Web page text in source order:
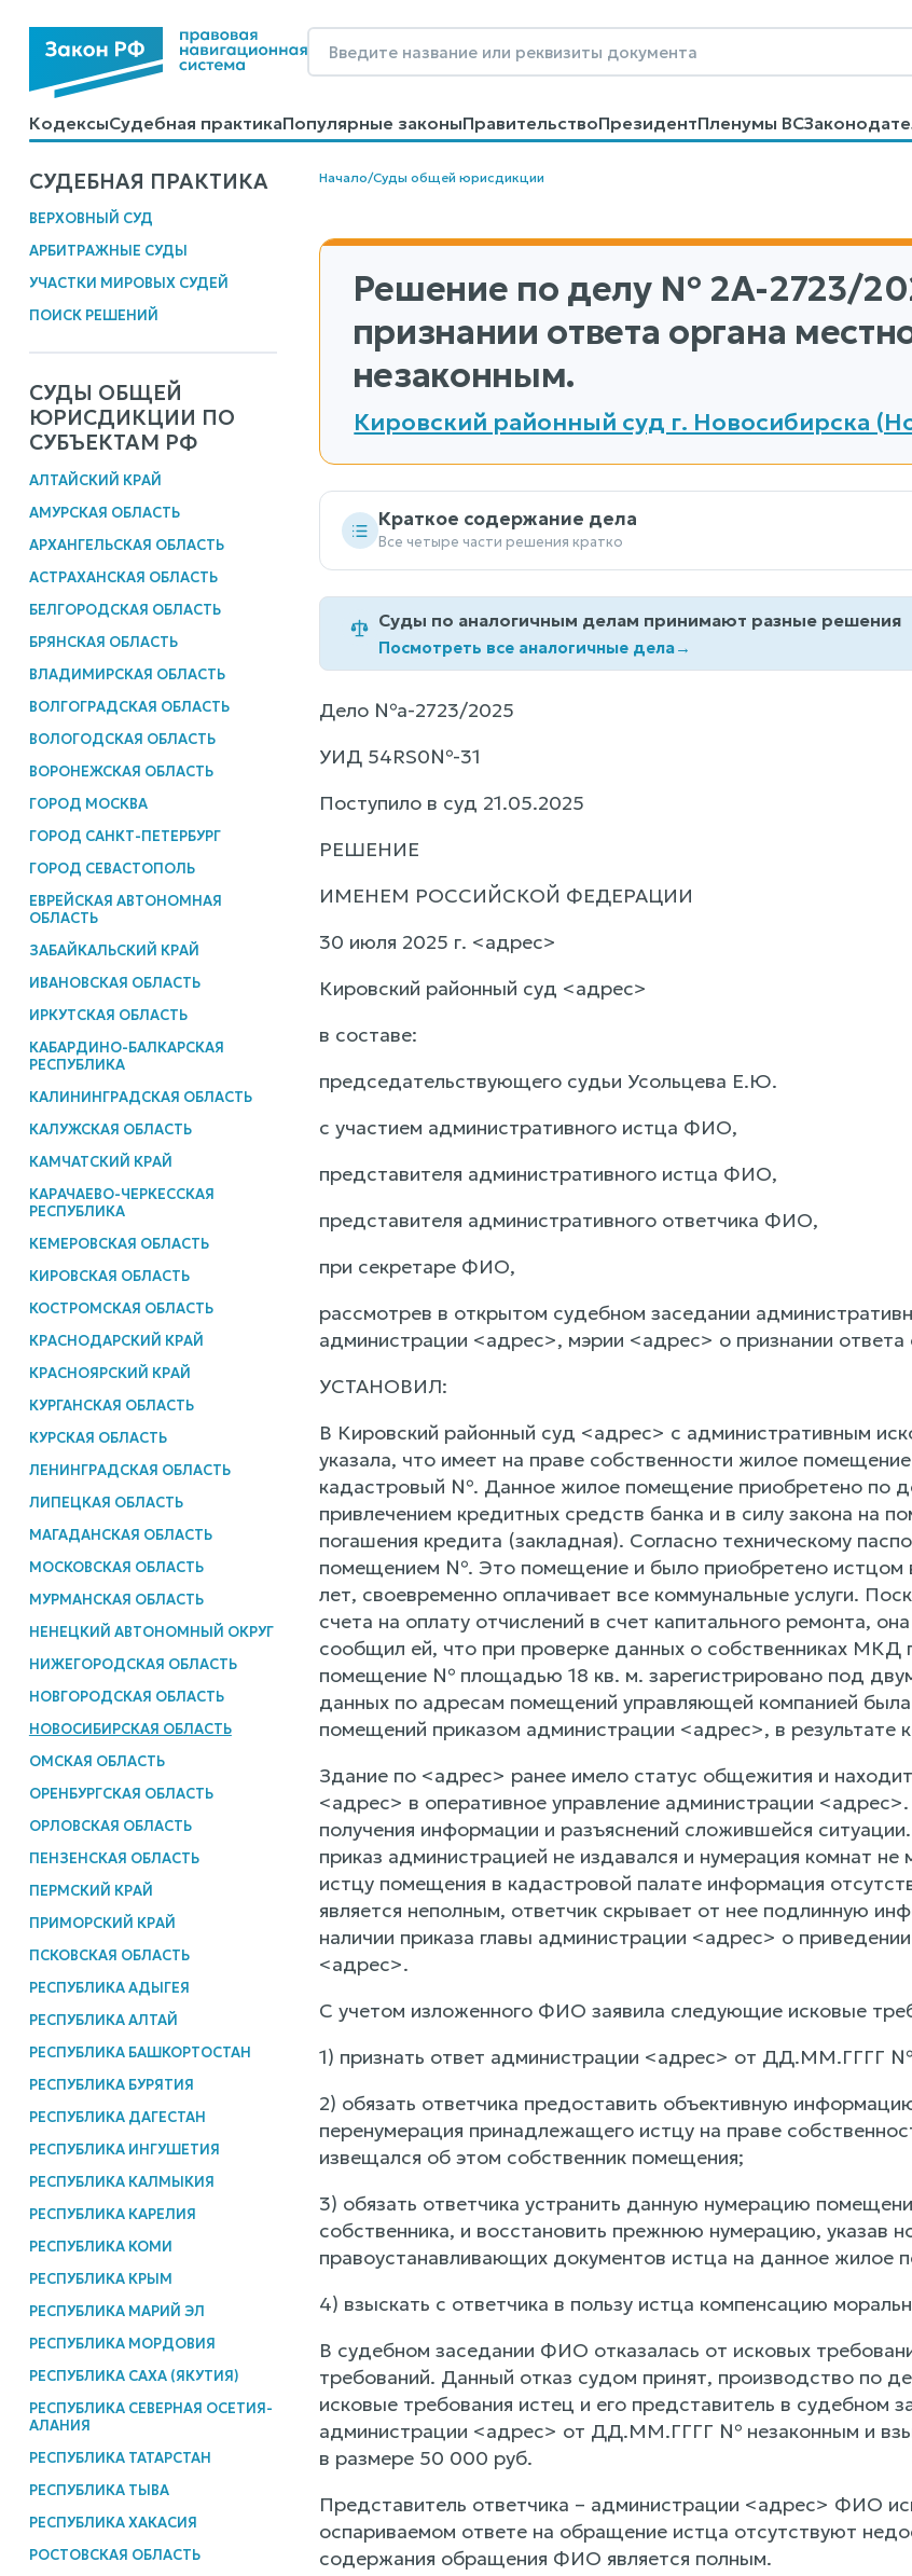
КодексыСудебная практикаПопулярные законыПравительствоПрезидентПленумы ВС
КалькуляторыСправочные материалыОбразцы договоровКонтактыПомощьПоиск
СУДЕБНАЯ ПРАКТИКА
ВЕРХОВНЫЙ СУД
АРБИТРАЖНЫЕ СУДЫ
УЧАСТКИ МИРОВЫХ СУДЕЙ
ПОИСК РЕШЕНИЙ
СУДЫ ОБЩЕЙ
ЮРИСДИКЦИИ ПО
СУБЪЕКТАМ РФ
АЛТАЙСКИЙ КРАЙ
АМУРСКАЯ ОБЛАСТЬ
АРХАНГЕЛЬСКАЯ ОБЛАСТЬ
АСТРАХАНСКАЯ ОБЛАСТЬ
БЕЛГОРОДСКАЯ ОБЛАСТЬ
БРЯНСКАЯ ОБЛАСТЬ
ВЛАДИМИРСКАЯ ОБЛАСТЬ
ВОЛГОГРАДСКАЯ ОБЛАСТЬ
ВОЛОГОДСКАЯ ОБЛАСТЬ
ВОРОНЕЖСКАЯ ОБЛАСТЬ
ГОРОД МОСКВА
ГОРОД САНКТ-ПЕТЕРБУРГ
ГОРОД СЕВАСТОПОЛЬ
ЕВРЕЙСКАЯ АВТОНОМНАЯ
ОБЛАСТЬ
ЗАБАЙКАЛЬСКИЙ КРАЙ
ИВАНОВСКАЯ ОБЛАСТЬ
ИРКУТСКАЯ ОБЛАСТЬ
КАБАРДИНО-БАЛКАРСКАЯ
РЕСПУБЛИКА
КАЛИНИНГРАДСКАЯ ОБЛАСТЬ
КАЛУЖСКАЯ ОБЛАСТЬ
КАМЧАТСКИЙ КРАЙ
КАРАЧАЕВО-ЧЕРКЕССКАЯ
РЕСПУБЛИКА
КЕМЕРОВСКАЯ ОБЛАСТЬ
КИРОВСКАЯ ОБЛАСТЬ
КОСТРОМСКАЯ ОБЛАСТЬ
КРАСНОДАРСКИЙ КРАЙ
КРАСНОЯРСКИЙ КРАЙ
КУРГАНСКАЯ ОБЛАСТЬ
КУРСКАЯ ОБЛАСТЬ
ЛЕНИНГРАДСКАЯ ОБЛАСТЬ
ЛИПЕЦКАЯ ОБЛАСТЬ
МАГАДАНСКАЯ ОБЛАСТЬ
МОСКОВСКАЯ ОБЛАСТЬ
МУРМАНСКАЯ ОБЛАСТЬ
НЕНЕЦКИЙ АВТОНОМНЫЙ ОКРУГ
НИЖЕГОРОДСКАЯ ОБЛАСТЬ
НОВГОРОДСКАЯ ОБЛАСТЬ
НОВОСИБИРСКАЯ ОБЛАСТЬ
ОМСКАЯ ОБЛАСТЬ
ОРЕНБУРГСКАЯ ОБЛАСТЬ
ОРЛОВСКАЯ ОБЛАСТЬ
ПЕНЗЕНСКАЯ ОБЛАСТЬ
ПЕРМСКИЙ КРАЙ
ПРИМОРСКИЙ КРАЙ
ПСКОВСКАЯ ОБЛАСТЬ
РЕСПУБЛИКА АДЫГЕЯ
РЕСПУБЛИКА АЛТАЙ
РЕСПУБЛИКА БАШКОРТОСТАН
РЕСПУБЛИКА БУРЯТИЯ
РЕСПУБЛИКА ДАГЕСТАН
РЕСПУБЛИКА ИНГУШЕТИЯ
РЕСПУБЛИКА КАЛМЫКИЯ
РЕСПУБЛИКА КАРЕЛИЯ
РЕСПУБЛИКА КОМИ
РЕСПУБЛИКА КРЫМ
РЕСПУБЛИКА МАРИЙ ЭЛ
РЕСПУБЛИКА МОРДОВИЯ
РЕСПУБЛИКА САХА (ЯКУТИЯ)
РЕСПУБЛИКА СЕВЕРНАЯ ОСЕТИЯ-
АЛАНИЯ
РЕСПУБЛИКА ТАТАРСТАН
РЕСПУБЛИКА ТЫВА
РЕСПУБЛИКА ХАКАСИЯ
РОСТОВСКАЯ ОБЛАСТЬ
Начало/Суды общей юрисдикции
Решение по делу № 2А-2723/
признании ответа органа
незаконным.
Кировский районный суд г. Новосибирска
Краткое содержание дела
Все четыре части решения кратко
Суды по аналогичным делам принимают разные решения
Посмотреть все аналогичные дела→
Дело №а-2723/2025
УИД 54RS0№-31
Поступило в суд 21.05.2025
РЕШЕНИЕ
ИМЕНЕМ РОССИЙСКОЙ ФЕДЕРАЦИИ
30 июля 2025 г. <адрес>
Кировский районный суд <адрес>
в составе:
председательствующего судьи Усольцева Е.Ю.
с участием административного истца ФИО,
представителя административного истца ФИО,
представителя административного ответчика ФИО,
при секретаре ФИО,
рассмотрев в открытом судебном заседании
администрации <адрес>, мэрии <адрес> о признании ответа
УСТАНОВИЛ:
В Кировский районный суд <адрес> с административным
указала, что имеет на праве собственности жилое
кадастровый №. Данное жилое помещение приобретено по
привлечением кредитных средств банка и в силу закона на
погашения кредита (закладная). Согласно техническому
помещением №. Это помещение и было приобретено истцом
лет, своевременно оплачивает все коммунальные услуги.
счета на оплату отчислений в счет капитального ремонта,
сообщил ей, что при проверке данных о собственниках МКД
помещение № площадью 18 кв. м. зарегистрировано под
данных по адресам помещений управляющей компанией
помещений приказом администрации <адрес>, в
Здание по <адрес> ранее имело статус общежития и
<адрес> в оперативное управление администрации
получения информации и разъяснений сложившейся
приказ администрацией не издавался и нумерация комнат
истцу помещения в кадастровой палате информация
является неполным, ответчик скрывает от нее подлинную
наличии приказа главы администрации <адрес> о
<адрес>.
С учетом изложенного ФИО заявила следующие исковые
1) признать ответ администрации <адрес> от ДД.ММ.ГГГГ
2) обязать ответчика предоставить объективную
перенумерация принадлежащего истцу на праве
извещался об этом собственник помещения;
3) обязать ответчика устранить данную нумерацию
собственника, и восстановить прежнюю нумерацию, указав
правоустанавливающих документов истца на данное жилое
4) взыскать с ответчика в пользу истца компенсацию
В судебном заседании ФИО отказалась от исковых
требований. Данный отказ судом принят, производство по
исковые требования истец и его представитель в судебном
администрации <адрес> от ДД.ММ.ГГГГ № незаконным и
в размере 50 000 руб.
Представитель ответчика – администрации <адрес> ФИО
оспариваемом ответе на обращение истца отсутствуют
содержания обращения ФИО является полным.